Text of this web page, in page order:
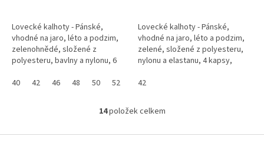
Lovecké kalhoty - Pánské,
vhodné na jaro, léto a podzim,
zelenohnědé, složené z
polyesteru, bavlny a nylonu, 6
prodyšné, membrána proti
40 42 46 48 50 52
Lovecké kalhoty - Pánské,
vhodné na jaro, léto a podzim,
zelené, složené z polyesteru,
nylonu a elastanu, 4 kapsy,
membrána proti větru, pružné,...
42
O
l
14položek celkem